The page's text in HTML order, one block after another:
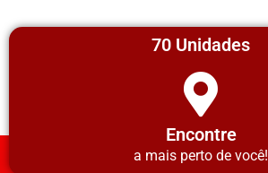
70 Unidades
Encontre
a mais perto de você!